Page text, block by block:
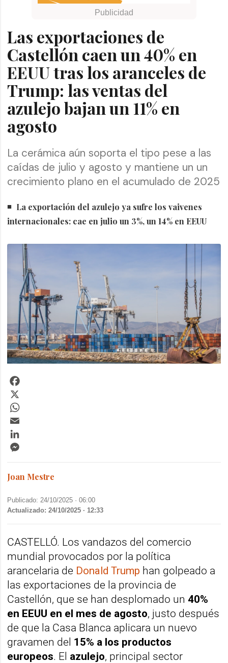
Las exportaciones de
Castellón caen un 40% en
EEUU tras los aranceles de
Trump: las ventas del
azulejo bajan un 11% en
agosto
La cerámica aún soporta el tipo pese a las
caídas de julio y agosto y mantiene un un
crecimiento plano en el acumulado de 2025
La exportación del azulejo ya sufre los vaivenes
internacionales: cae en julio un 3%, un 14% en EEUU
Joan Mestre
Publicado: 24/10/2025 ·06:00
Actualizado: 24/10/2025 · 12:33
CASTELLÓ. Los vandazos del comercio
mundial provocados por la política
arancelaria de Donald Trump han golpeado a
las exportaciones de la provincia de
Castellón, que se han desplomado un40%
en EEUU en el mes de agosto, justo después
de que la Casa Blanca aplicara un nuevo
gravamen del 15% a los productos
europeos. El azulejo, principal sector